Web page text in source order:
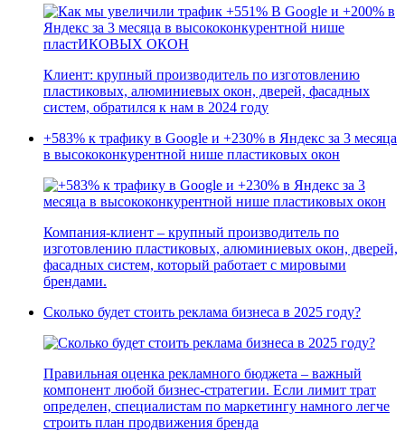
Клиент: крупный производитель по изготовлению
пластиковых, алюминиевых окон, дверей, фасадных
систем, обратился к нам в 2024 году
+583% к трафику в Google и +230% в Яндекс за 3 месяца
в высококонкурентной нише пластиковых окон
Компания-клиент – крупный производитель по
изготовлению пластиковых, алюминиевых окон, дверей,
фасадных систем, который работает с мировыми
брендами.
Сколько будет стоить реклама бизнеса в 2025 году?
Правильная оценка рекламного бюджета – важный
компонент любой бизнес-стратегии. Если лимит трат
определен, специалистам по маркетингу намного легче
строить план продвижения бренда